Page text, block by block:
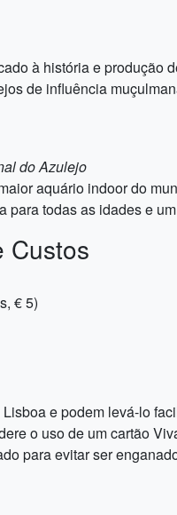
à história e produção
de influência
do Azulejo
aquário indoor do
para todas as idades e
Custos
€ 5)
e podem levá-lo
o uso de um cartão
para evitar ser